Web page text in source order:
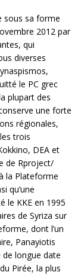
sous sa forme
2012 par
qui
diverses
le PC grec
plupart des
une forte
régionales,
trois
DEA et
de Rproject/
la Plateforme
qu’une
le KKE en 1995
de Syriza sur
dont l’un
Panayiotis
de longue date
Pirée, la plus